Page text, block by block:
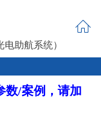
助航系统）
数/案例，请加